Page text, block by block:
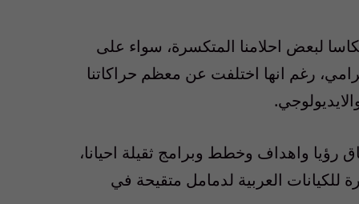
لبعض احلامنا المتكسرة، سواء على
رغم انها اختلفت عن معظم حراكاتنا
رؤيا واهداف وخطط وبرامج ثقيلة احيانا،
للكيانات العربية لدمامل متقيحة في